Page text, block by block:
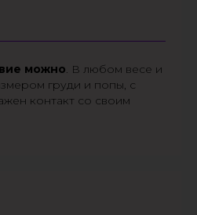
можно. В любом весе и
груди и попы, с
контакт со своим